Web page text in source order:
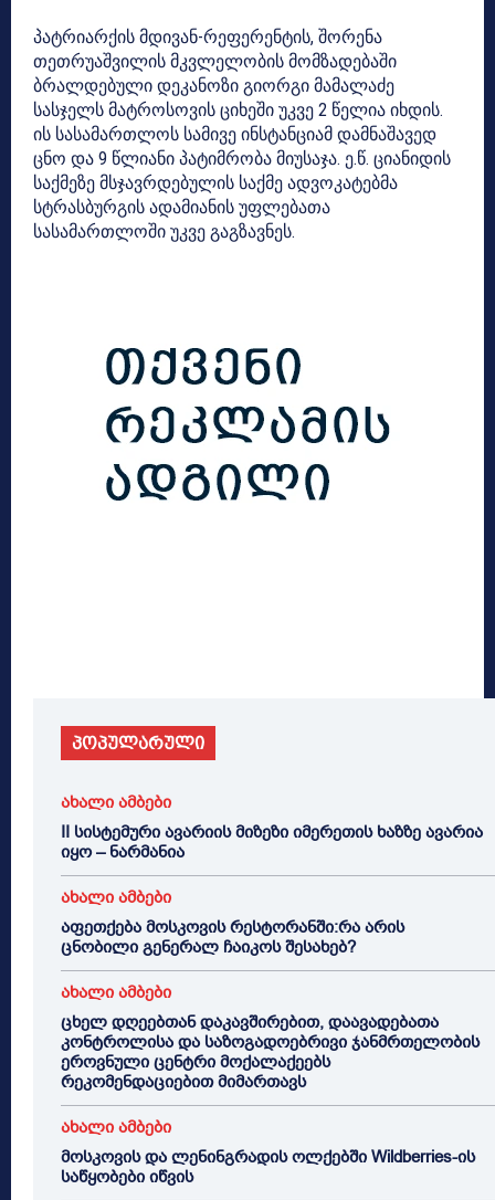
პატრიარქის მდივან-რეფერენტის, შორენა
თეთრუაშვილის მკვლელობის მომზადებაში
ბრალდებული დეკანოზი გიორგი მამალაძე
სასჯელს მატროსოვის ციხეში უკვე 2 წელია იხდის.
ის სასამართლოს სამივე ინსტანციამ დამნაშავედ
ცნო და 9 წლიანი პატიმრობა მიუსაჯა. ე.წ. ციანიდის
საქმეზე მსჯავრდებულის საქმე ადვოკატებმა
სტრასბურგის ადამიანის უფლებათა
სასამართლოში უკვე გაგზავნეს.
პოპულარული
ახალი ამბები
II სისტემური ავარიის მიზეზი იმერეთის ხაზზე ავარია
იყო – ნარმანია
ახალი ამბები
აფეთქება მოსკოვის რესტორანში:რა არის
ცნობილი გენერალ ჩაიკოს შესახებ?
ახალი ამბები
ცხელ დღეებთან დაკავშირებით, დაავადებათა
კონტროლისა და საზოგადოებრივი ჯანმრთელობის
ეროვნული ცენტრი მოქალაქეებს
რეკომენდაციებით მიმართავს
ახალი ამბები
მოსკოვის და ლენინგრადის ოლქებში Wildberries-ის
საწყობები იწვის